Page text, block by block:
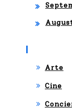
Arte
Cine